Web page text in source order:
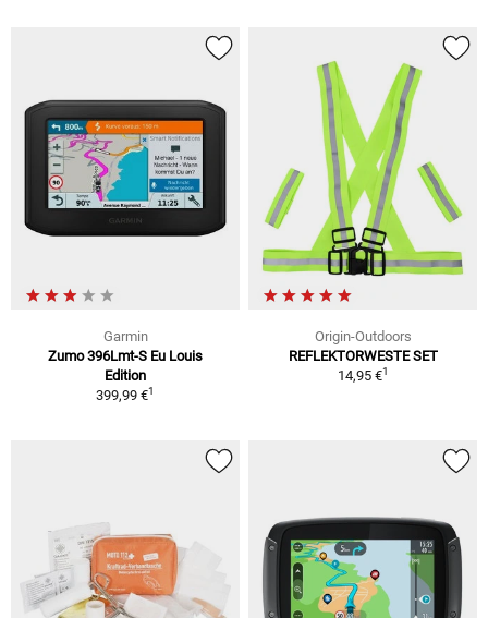
Garmin
Zumo 396Lmt-S Eu Louis
Edition
399,99 €1
Origin-Outdoors
REFLEKTORWESTE SET
14,95 €1